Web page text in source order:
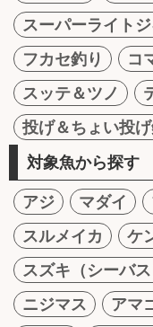
スーパーライト
フカセ釣り
コ
スッテ＆ツノ
投げ＆ちょい投げ
対象魚から探す
アジ マダイ
スルメイカ
ケ
スズキ（シーバス
ニジマス
アマ